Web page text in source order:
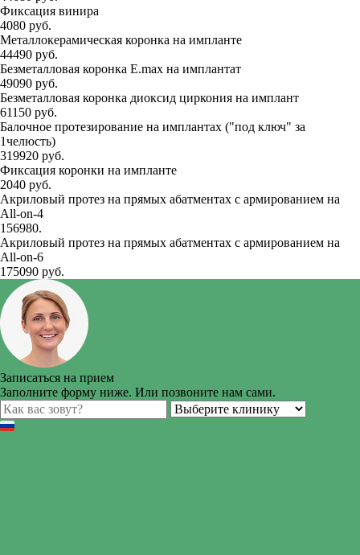
Фиксация винира
4080 руб.
Металлокерамическая коронка на импланте
44490 руб.
Безметалловая коронка E.max на имплантат
49090 руб.
Безметалловая коронка диоксид циркония на имплант
61150 руб.
Балочное протезирование на имплантах ("под ключ" за
1челюсть)
319920 руб.
Фиксация коронки на импланте
2040 руб.
Акриловый протез на прямых абатментах с армированием на
All-on-4
156980.
Акриловый протез на прямых абатментах с армированием на
All-on-6
175090 руб.
Записаться на прием
Заполните форму ниже. Или позвоните нам сами.